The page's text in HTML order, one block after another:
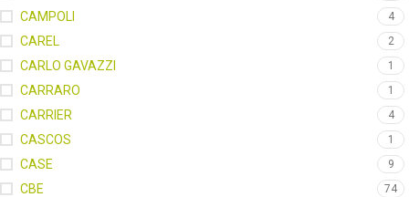
CAMPOLI 4
CAREL 2
CARLO GAVAZZI 1
CARRARO 1
CARRIER 4
CASCOS 1
CASE 9
CBE 74